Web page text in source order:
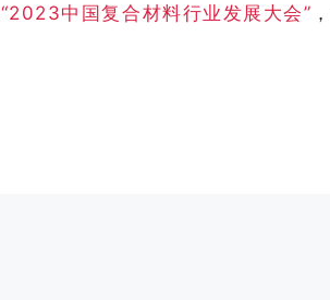
“2023中国复合材料行业发展大会”